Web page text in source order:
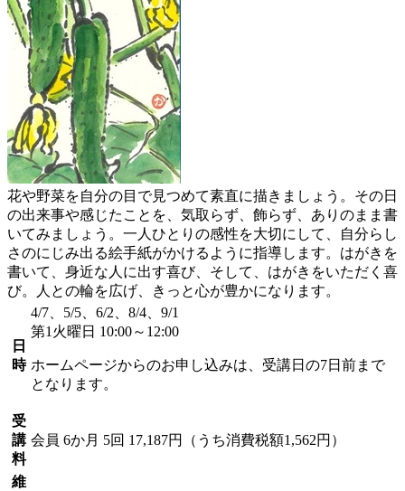
花や野菜を自分の目で見つめて素直に描きましょう。その日
の出来事や感じたことを、気取らず、飾らず、ありのまま書
いてみましょう。一人ひとりの感性を大切にして、自分らし
さのにじみ出る絵手紙がかけるように指導します。はがきを
書いて、身近な人に出す喜び、そして、はがきをいただく喜
び。人との輪を広げ、きっと心が豊かになります。
日
時
4/7、5/5、6/2、8/4、9/1
第1火曜日 10:00～12:00
ホームページからのお申し込みは、受講日の7日前まで
となります。
受
講
料
会員 6か月 5回 17,187円（うち消費税額1,562円）
維